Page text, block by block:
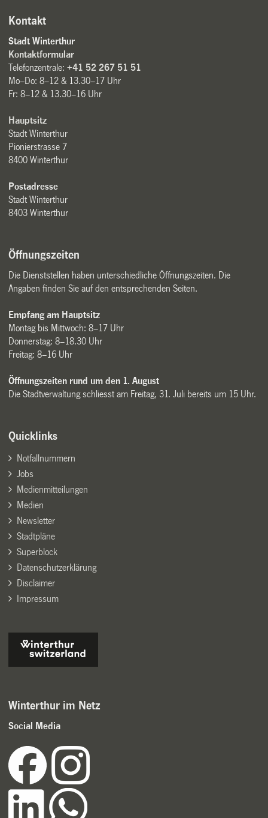
Kontakt
Stadt Winterthur
Kontaktformular
Telefonzentrale:+41 52 267 51 51
Mo–Do: 8–12 & 13.30–17 Uhr
Fr: 8–12 & 13.30–16 Uhr
Hauptsitz
Stadt Winterthur
Pionierstrasse 7
8400 Winterthur
Postadresse
Stadt Winterthur
8403 Winterthur
Öffnungszeiten
Die Dienststellen haben unterschiedliche Öffnungszeiten. Die
Angaben finden Sie auf den entsprechenden Seiten.
Empfang am Hauptsitz
Montag bis Mittwoch: 8–17 Uhr
Donnerstag: 8–18.30 Uhr
Freitag: 8–16 Uhr
Öffnungszeiten rund um den 1. August
Die Stadtverwaltung schliesst am Freitag, 31. Juli bereits um 15 Uhr.
Quicklinks
Notfallnummern
Jobs
Medienmitteilungen
Medien
Newsletter
Stadtpläne
Superblock
Datenschutzerklärung
Disclaimer
Impressum
Winterthur im Netz
Social Media